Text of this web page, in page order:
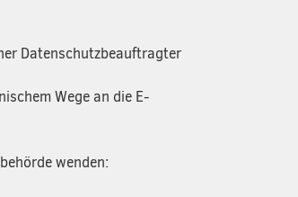
Datenschutzbeauftragter
Wege an die E-
wenden: